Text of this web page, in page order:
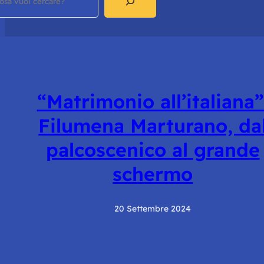
“Matrimonio
Filumena Marturano,
palcoscenico al grande
schermo
20 Settembre 2024